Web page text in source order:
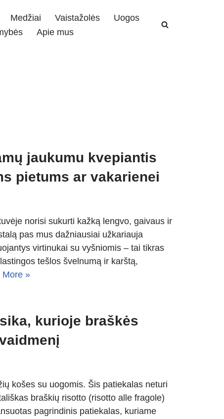
Medžiai Vaistažolės
Uogos
Apie mus
jaukumu kvepiantis
pietums ar vakarienei
norisi sukurti kažką lengvo, gaivaus ir
pas mus dažniausiai užkariauja
virtinukai su vyšniomis – tai tikras
tešlos švelnumą ir karštą,
More »
kurioje braškės
košes su uogomis. Šis patiekalas neturi
braškių risotto (risotto alle fragole)
pagrindinis patiekalas, kuriame